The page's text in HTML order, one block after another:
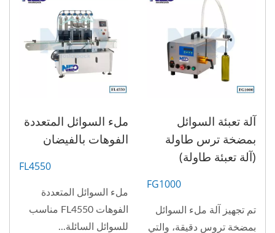
آلة تعبئة السوائل
بمضخة ترس طاولة
(آلة تعبئة طاولة)
FG1000
تم تجهيز آلة ملء السوائل
بمضخة تروس دقيقة، والتي
ملء السوائل المتعددة
الفوهات بالفيضان
FL4550
ملء السوائل المتعددة
الفوهات FL4550 مناسب
للسوائل السائلة...